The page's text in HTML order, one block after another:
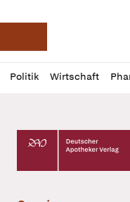
Deutsche
Politik Wirtschaft
Profil
öffnen
Daz
Pur
Deutscher Apotheker